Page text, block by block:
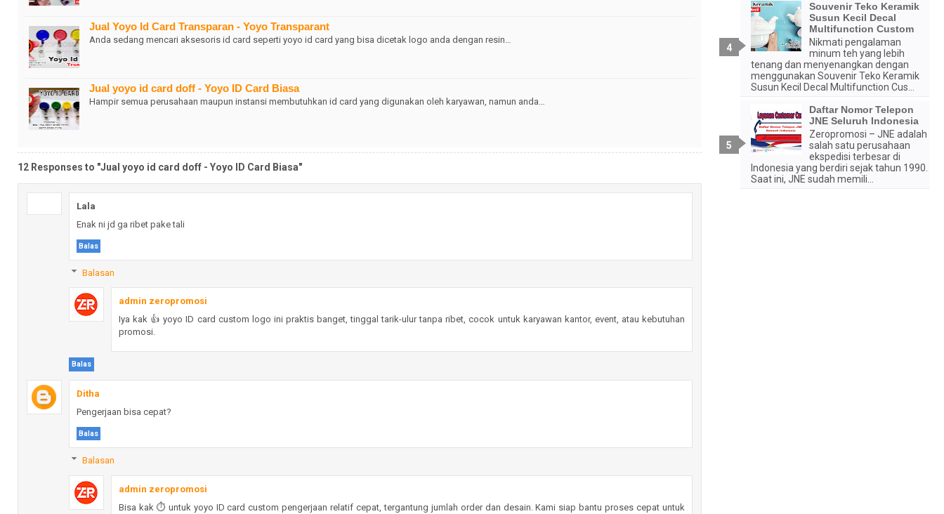
Jual Yoyo Id Card Transparan - Yoyo Transparant
Anda sedang mencari aksesoris id card seperti yoyo id card yang bisa dicetak logo anda dengan resin…
Jual yoyo id card doff - Yoyo ID Card Biasa
Hampir semua perusahaan maupun instansi membutuhkan id card yang digunakan oleh karyawan, namun anda…
12 Responses to "Jual yoyo id card doff - Yoyo ID Card Biasa"
Lala
Enak ni jd ga ribet pake tali
Balas
Balasan
admin zeropromosi
Iya kak 👍 yoyo ID card custom logo ini praktis banget, tinggal tarik-ulur tanpa ribet, cocok untuk karyawan kantor, event, atau kebutuhan
promosi.
Balas
Ditha
Pengerjaan bisa cepat?
Balas
Balasan
admin zeropromosi
Bisa kak ⏱️ untuk yoyo ID card custom pengerjaan relatif cepat, tergantung jumlah order dan desain. Kami siap bantu proses cepat untuk
Souvenir Teko Keramik
Susun Kecil Decal
Multifunction Custom
Nikmati pengalaman
minum teh yang lebih
tenang dan menyenangkan dengan
menggunakan Souvenir Teko Keramik
Susun Kecil Decal Multifunction Cus...
Daftar Nomor Telepon
JNE Seluruh Indonesia
Zeropromosi – JNE adalah
salah satu perusahaan
ekspedisi terbesar di
Indonesia yang berdiri sejak tahun 1990.
Saat ini, JNE sudah memili...